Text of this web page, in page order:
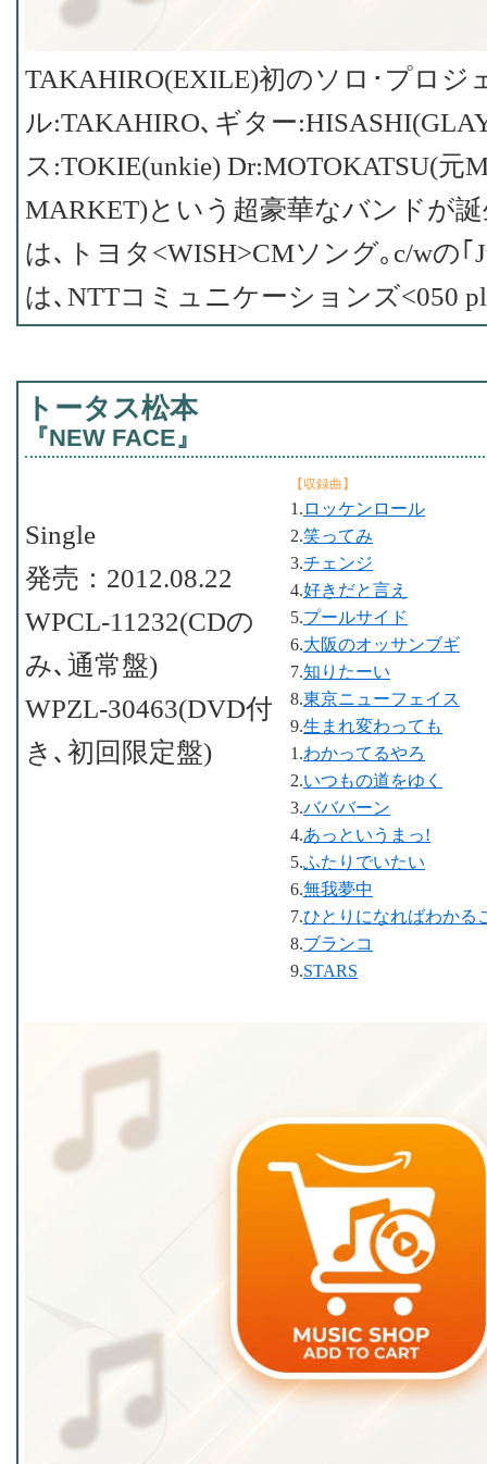
TAKAHIRO(EXILE)初のソロ･プロジ
ル:TAKAHIRO､ギター
ス:TOKIE(unkie) Dr:MOTOKATSU(元
MARKET)という超豪華なバンドが
は､トヨタ<WISH>CMソング｡c/wの｢
は､NTTコミュニケーションズ<050
トータス松本
『NEW FACE』
【収録曲】
1. ロッケンロール
2.笑ってみ
3.チェンジ
4.好きだと言え
5.プールサイド
6.大阪のオッサンブギ
7.知りたーい
8.東京ニューフェイス
9.生まれ変わっても
1.わかってるやろ
2.いつもの道をゆく
3.バババーン
4.あっというまっ!
5.ふたりでいたい
6.無我夢中
7.ひとりになればわかる
8.ブランコ
9.STARS
Single
発売：2012.08.22
WPCL-11232(CDの
み､通常盤)
WPZL-30463(DVD付
き､初回限定盤)